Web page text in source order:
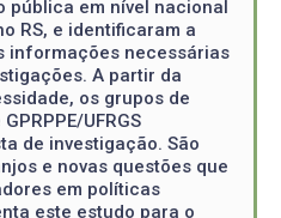
pública em nível nacional
RS, e identificaram a
informações necessárias
A partir da
os grupos de
UFRGS
de investigação. São
e novas questões que
em políticas
este estudo para o